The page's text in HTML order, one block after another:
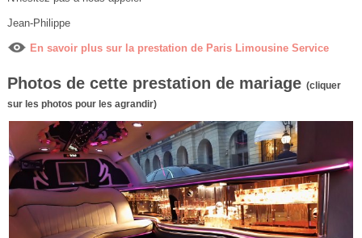
Jean-Philippe
En savoir plus sur la prestation de Paris Limousine Service
Photos de cette prestation de mariage (cliquer
sur les photos pour les agrandir)